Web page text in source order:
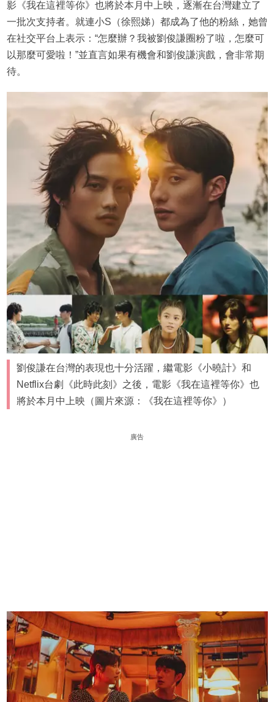
影《我在這裡等你》也將於本月中上映，逐漸在台灣建立了
一批次支持者。就連小S（徐熙娣）都成為了他的粉絲，她曾
在社交平台上表示：“怎麼辦？我被劉俊謙圈粉了啦，怎麼可
以那麼可愛啦！”並直言如果有機會和劉俊謙演戲，會非常期
待。
劉俊謙在台灣的表現也十分活躍，繼電影《小曉計》和
Netflix台劇《此時此刻》之後，電影《我在這裡等你》也
將於本月中上映（圖片來源：《我在這裡等你》）
廣告